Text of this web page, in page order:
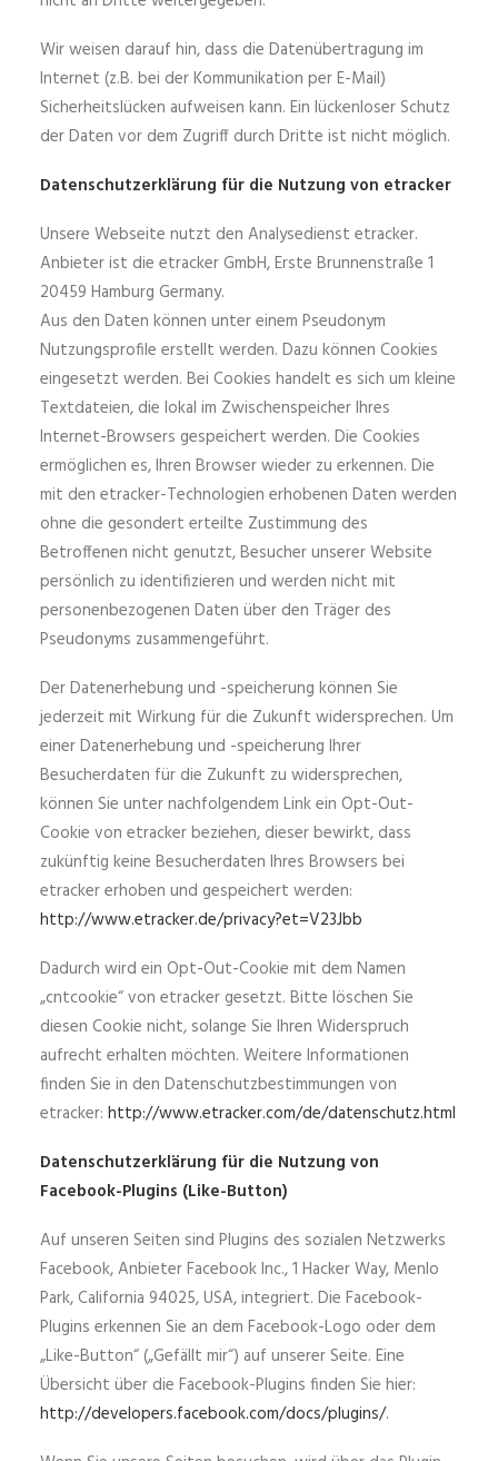
Wir weisen darauf hin, dass die Datenübertragung im
Internet (z.B. bei der Kommunikation per E-Mail)
Sicherheitslücken aufweisen kann. Ein lückenloser Schutz
der Daten vor dem Zugriff durch Dritte ist nicht möglich.
Datenschutzerklärung für die Nutzung von etracker
Unsere Webseite nutzt den Analysedienst etracker.
Anbieter ist die etracker GmbH, Erste Brunnenstraße 1
20459 Hamburg Germany.
Aus den Daten können unter einem Pseudonym
Nutzungsprofile erstellt werden. Dazu können Cookies
eingesetzt werden. Bei Cookies handelt es sich um kleine
Textdateien, die lokal im Zwischenspeicher Ihres
Internet-Browsers gespeichert werden. Die Cookies
ermöglichen es, Ihren Browser wieder zu erkennen. Die
mit den etracker-Technologien erhobenen Daten werden
ohne die gesondert erteilte Zustimmung des
Betroffenen nicht genutzt, Besucher unserer Website
persönlich zu identifizieren und werden nicht mit
personenbezogenen Daten über den Träger des
Pseudonyms zusammengeführt.
Der Datenerhebung und -speicherung können Sie
jederzeit mit Wirkung für die Zukunft widersprechen. Um
einer Datenerhebung und -speicherung Ihrer
Besucherdaten für die Zukunft zu widersprechen,
können Sie unter nachfolgendem Link ein Opt-Out-
Cookie von etracker beziehen, dieser bewirkt, dass
zukünftig keine Besucherdaten Ihres Browsers bei
etracker erhoben und gespeichert werden:
http://www.etracker.de/privacy?et=V23Jbb
Dadurch wird ein Opt-Out-Cookie mit dem Namen
„cntcookie“ von etracker gesetzt. Bitte löschen Sie
diesen Cookie nicht, solange Sie Ihren Widerspruch
aufrecht erhalten möchten. Weitere Informationen
finden Sie in den Datenschutzbestimmungen von
etracker: http://www.etracker.com/de/datenschutz.html
Datenschutzerklärung für die Nutzung von
Facebook-Plugins (Like-Button)
Auf unseren Seiten sind Plugins des sozialen Netzwerks
Facebook, Anbieter Facebook Inc., 1 Hacker Way, Menlo
Park, California 94025, USA, integriert. Die Facebook-
Plugins erkennen Sie an dem Facebook-Logo oder dem
„Like-Button“ („Gefällt mir“) auf unserer Seite. Eine
Übersicht über die Facebook-Plugins finden Sie hier:
http://developers.facebook.com/docs/plugins/.